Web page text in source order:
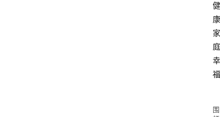
健
康
家
庭
幸
福
围